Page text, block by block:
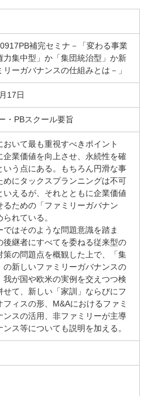
補完セミナ－「変わる事業
力集中型」か「集団統治型」か新
リーガバナンスの仕組みとは－」
17日
・PBスクール要旨
おいて最も重視すべきポイント
企業価値を向上させ、永続性を確
いう点にある。もちろん円滑な事
めにタックスプランニングは不可
いえるが、それとともに企業価値
るための「ファミリーガバナン
れている。
ではそのような問題意識を踏ま
後継者にすべてを委ねる従来型の
策の問題点を概観した上で、「集
の新しいファミリーガバナンスの
我が国や欧米の実例を交えつつ検
せて、新しい「家訓」ならびにフ
フィスの形、M&Aにおけるファミ
ンスの活用、非ファミリーが主導
ンス等についても説明を加える。